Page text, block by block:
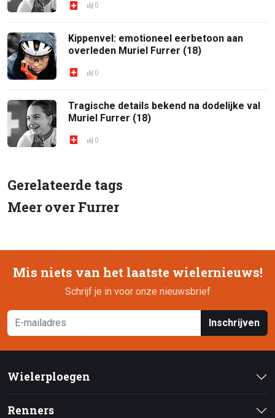
0
Kippenvel: emotioneel eerbetoon aan
overleden Muriel Furrer (18)
0
Tragische details bekend na dodelijke val
Muriel Furrer (18)
0
Gerelateerde tags
Meer over Furrer
Mis niets van het laatste wielernieuws!
Schrijf je in voor onze nieuwsbrief
Inschrijven
Wielerploegen
Renners